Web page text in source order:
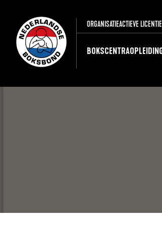
ORGANISATIEACTIEVE
BOKSCENTRA